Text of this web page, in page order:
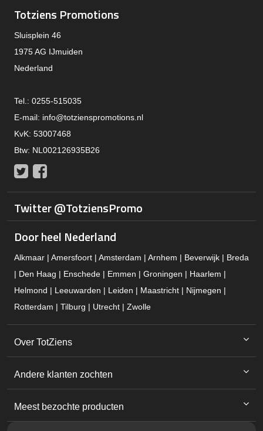
Totziens Promotions
Sluisplein 46
1975 AG IJmuiden
Nederland
Tel.: 0255-515035
E-mail: info@totzienspromotions.nl
KvK: 53007468
Btw: NL002126935B26
Twitter
Twitter @TotziensPromo
Door heel Nederland
Alkmaar | Amersfoort | Amsterdam | Arnhem | Beverwijk | Breda
| Den Haag | Enschede | Emmen | Groningen | Haarlem |
Helmond | Leeuwarden | Leiden | Maastricht | Nijmegen |
Rotterdam | Tilburg | Utrecht | Zwolle
Over TotZiens
Andere klanten zochten
Meest bezochte producten